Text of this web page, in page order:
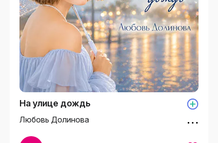
На улице дождь
Любовь Долинова